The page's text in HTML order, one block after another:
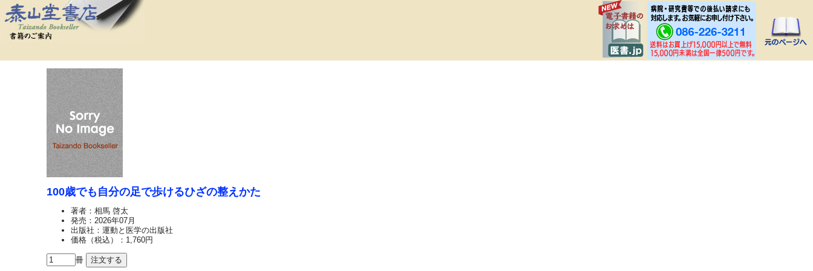
100歳でも自分の足で歩けるひざの整えかた
著者：相馬 啓太
発売：2026年07月
出版社：運動と医学の出版社
価格（税込）：1,760円
冊